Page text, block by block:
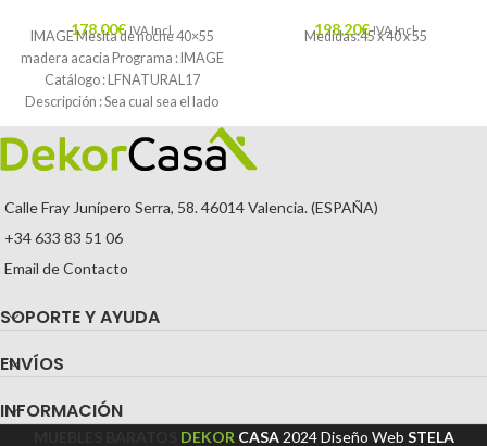
178,00€ IVA Incl.
IMAGE Mesita de noche 40×55
madera acacia Programa : IMAGE
Catálogo : LFNATURAL17
Descripción : Sea cual sea el lado
198,20€ IVA Incl.
Medidas:45 x 40 x 55
Calle Fray Junípero Serra, 58. 46014 Valencia. (ESPAÑA)
+34 633 83 51 06
Email de Contacto
SOPORTE Y AYUDA
ENVÍOS
INFORMACIÓN
DEKOR CASA 2024Diseño Web STELA